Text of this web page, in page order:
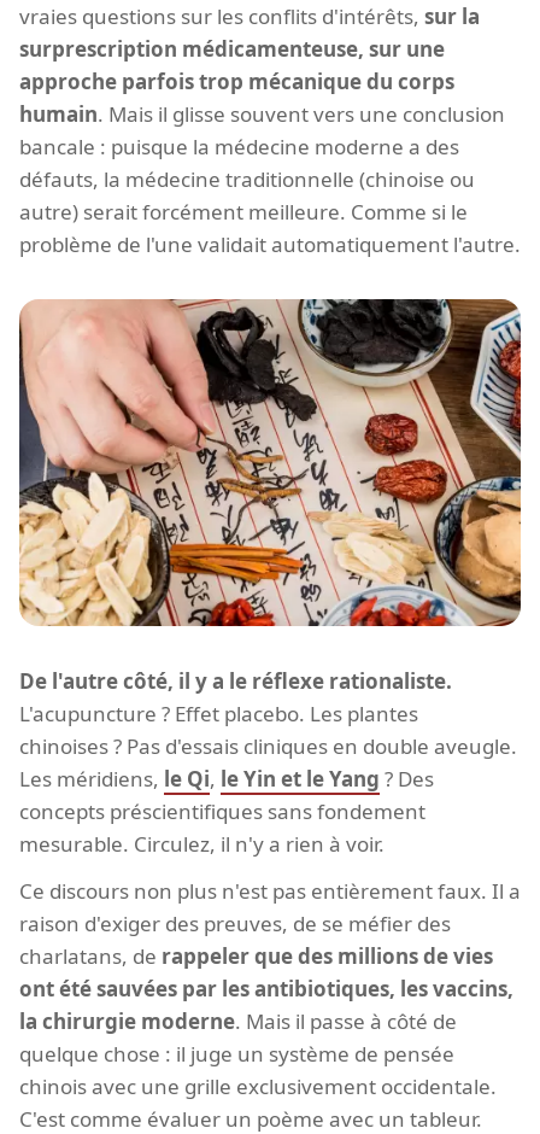
vraies questions sur les conflits d'intérêts, sur la
surprescription médicamenteuse, sur une
approche parfois trop mécanique du corps
humain. Mais il glisse souvent vers une conclusion
bancale : puisque la médecine moderne a des
défauts, la médecine traditionnelle (chinoise ou
autre) serait forcément meilleure. Comme si le
problème de l'une validait automatiquement l'autre.
De l'autre côté, il y a le réflexe rationaliste.
L'acupuncture ? Effet placebo. Les plantes
chinoises ? Pas d'essais cliniques en double aveugle.
Les méridiens, le Qi, le Yin et le Yang ? Des
concepts préscientifiques sans fondement
mesurable. Circulez, il n'y a rien à voir.
Ce discours non plus n'est pas entièrement faux. Il a
raison d'exiger des preuves, de se méfier des
charlatans, de rappeler que des millions de vies
ont été sauvées par les antibiotiques, les vaccins,
la chirurgie moderne. Mais il passe à côté de
quelque chose : il juge un système de pensée
chinois avec une grille exclusivement occidentale.
C'est comme évaluer un poème avec un tableur.